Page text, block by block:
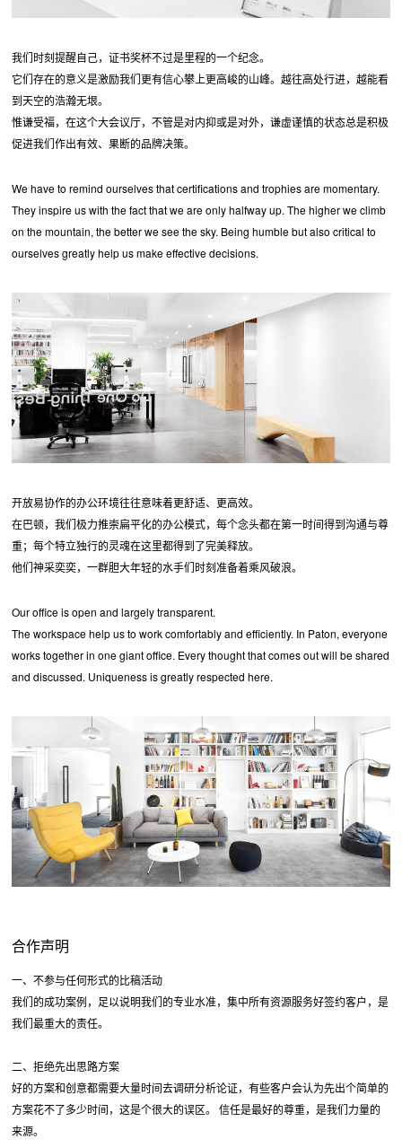
我们时刻提醒自己，证书奖杯不过是里程的一个纪念。
它们存在的意义是激励我们更有信心攀上更高峻的山峰。越往高处行进，越能看
到天空的浩瀚无垠。
惟谦受福，在这个大会议厅，不管是对内抑或是对外，谦虚谨慎的状态总是积极
促进我们作出有效、果断的品牌决策。
We have to remind ourselves that certifications and trophies are momentary.
They inspire us with the fact that we are only halfway up. The higher we climb
on the mountain, the better we see the sky. Being humble but also critical to
ourselves greatly help us make effective decisions.
开放易协作的办公环境往往意味着更舒适、更高效。
在巴顿，我们极力推崇扁平化的办公模式，每个念头都在第一时间得到沟通与尊
重；每个特立独行的灵魂在这里都得到了完美释放。
他们神采奕奕，一群胆大年轻的水手们时刻准备着乘风破浪。
Our office is open and largely transparent.
The workspace help us to work comfortably and efficiently. In Paton, everyone
works together in one giant office. Every thought that comes out will be shared
and discussed. Uniqueness is greatly respected here.
合作声明
一、不参与任何形式的比稿活动
我们的成功案例，足以说明我们的专业水准，集中所有资源服务好签约客户，是
我们最重大的责任。
二、拒绝先出思路方案
好的方案和创意都需要大量时间去调研分析论证，有些客户会认为先出个简单的
方案花不了多少时间，这是个很大的误区。 信任是最好的尊重，是我们力量的
来源。